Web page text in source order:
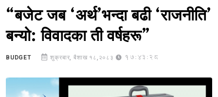
“बजेट जब ‘अर्थ’भन्दा बढी ‘राजनीति’
बन्यो: विवादका ती वर्षहरू”
BUDGET शुक्रबार, बैशाख १८,२०८३ 17:43:28